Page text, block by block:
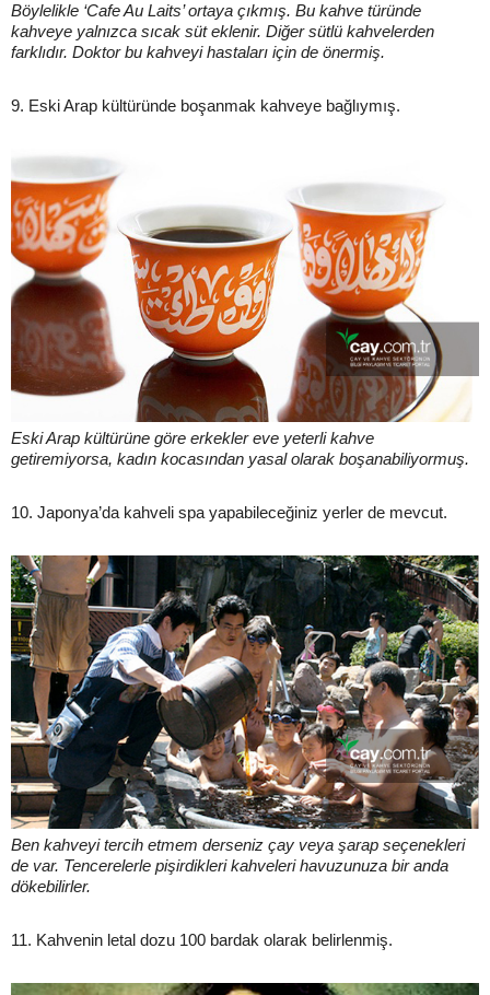
Böylelikle ‘Cafe Au Laits’ ortaya çıkmış. Bu kahve türünde
kahveye yalnızca sıcak süt eklenir. Diğer sütlü kahvelerden
farklıdır. Doktor bu kahveyi hastaları için de önermiş.
9. Eski Arap kültüründe boşanmak kahveye bağlıymış.
Eski Arap kültürüne göre erkekler eve yeterli kahve
getiremiyorsa, kadın kocasından yasal olarak boşanabiliyormuş.
10. Japonya’da kahveli spa yapabileceğiniz yerler de mevcut.
Ben kahveyi tercih etmem derseniz çay veya şarap seçenekleri
de var. Tencerelerle pişirdikleri kahveleri havuzunuza bir anda
dökebilirler.
11. Kahvenin letal dozu 100 bardak olarak belirlenmiş.